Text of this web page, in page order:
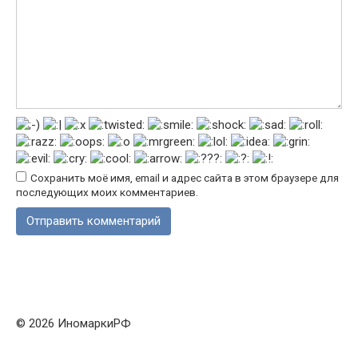
Сохранить моё имя, email и адрес сайта в этом браузере для
последующих моих комментариев.
© 2026 ИномаркиРФ